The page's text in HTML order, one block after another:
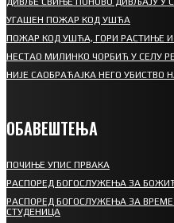
УГАШЕН ПОЖАР КОД УШЋА
ПОЖАР КОД УШЋА, ГОРИ РАСТИЊЕ
НЕСТАО МИЛИНКО ЧОРБИЋ У СЕЛУ
НИЈЕ САОБРАЋАЈКА НЕГО УБИСТВО
ОБАВЕШТЕЊА
ПОЧИЊЕ УПИС ПРВАКА
РАСПОРЕД БОГОСЛУЖЕЊА ЗА
РАСПОРЕД БОГОСЛУЖЕЊА ЗА
СТУДЕНИЦА